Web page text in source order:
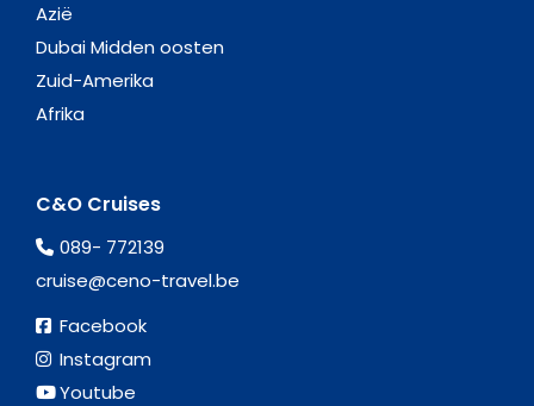
Azië
Dubai Midden oosten
Zuid-Amerika
Afrika
C&O Cruises
089- 772139
cruise@ceno-travel.be
Facebook
Instagram
Youtube